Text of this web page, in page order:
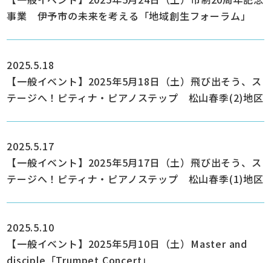
事業 伊予市の未来を考える「地域創生フォーラム」
2025.5.18
【一般イベント】2025年5月18日（土）飛び出そう、ス
テージへ！ピティナ・ピアノステップ 松山春季(2)地区
2025.5.17
【一般イベント】2025年5月17日（土）飛び出そう、ス
テージへ！ピティナ・ピアノステップ 松山春季(1)地区
2025.5.10
【一般イベント】2025年5月10日（土）Master and
disciple「Trumpet Concert」